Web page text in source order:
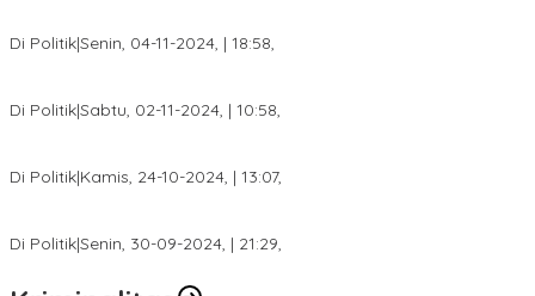
Di Politik|Senin, 04-11-2024, | 18:58,
Di Politik|Sabtu, 02-11-2024, | 10:58,
Di Politik|Kamis, 24-10-2024, | 13:07,
Di Politik|Senin, 30-09-2024, | 21:29,